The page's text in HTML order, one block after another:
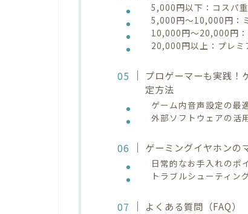
5,000円以下：コスパ
5,000円～10,000円：
10,000円～20,000円
20,000円以上：プレミ
プロゲーマーも実践！
定方法
ゲーム内音声設定の最
外部ソフトウェアの活
ゲーミングイヤホンの
日常的なお手入れのポ
トラブルシューティン
よくある質問（FAQ）